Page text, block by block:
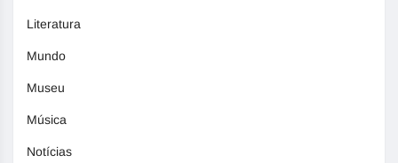
Literatura
Mundo
Museu
Música
Notícias